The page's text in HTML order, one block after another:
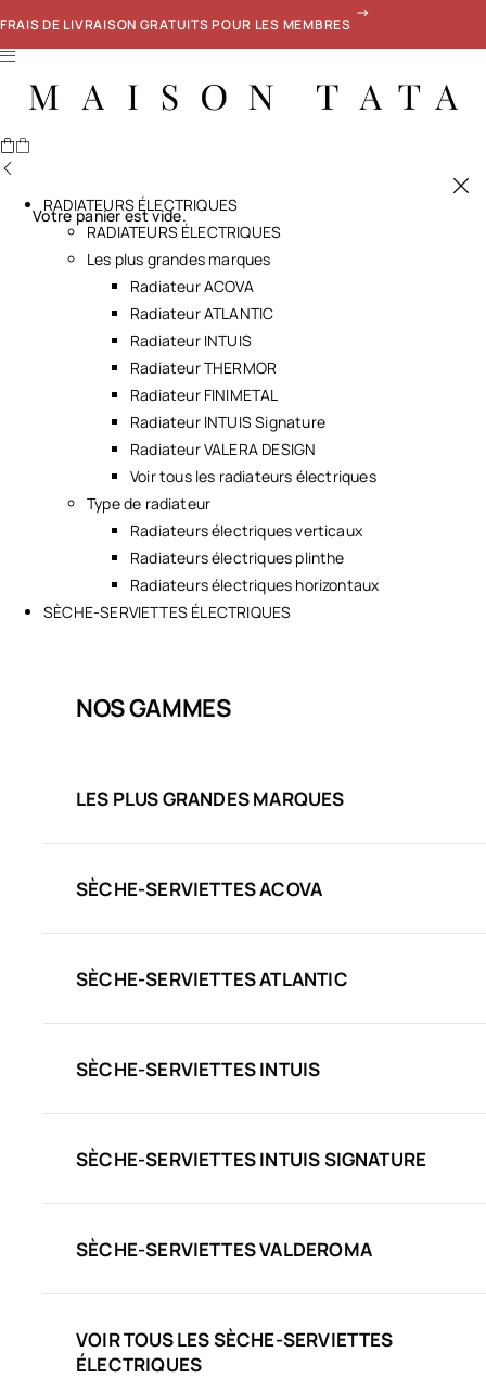
FRAIS DE LIVRAISON GRATUITS POUR LES MEMBRES
Votre panier est vide.
RADIATEURS ÉLECTRIQUES
RADIATEURS ÉLECTRIQUES
Les plus grandes marques
Radiateur ACOVA
Radiateur ATLANTIC
Radiateur INTUIS
Radiateur THERMOR
Radiateur FINIMETAL
Radiateur INTUIS Signature
Radiateur VALERA DESIGN
Voir tous les radiateurs électriques
Type de radiateur
Radiateurs électriques verticaux
Radiateurs électriques plinthe
Radiateurs électriques horizontaux
SÈCHE-SERVIETTES ÉLECTRIQUES
NOS GAMMES
LES PLUS GRANDES MARQUES
SÈCHE-SERVIETTES ACOVA
SÈCHE-SERVIETTES ATLANTIC
SÈCHE-SERVIETTES INTUIS
SÈCHE-SERVIETTES INTUIS SIGNATURE
SÈCHE-SERVIETTES VALDEROMA
VOIR TOUS LES SÈCHE-SERVIETTES
ÉLECTRIQUES